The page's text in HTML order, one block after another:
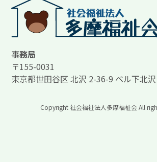
事務局
〒155-0031
東京都世田谷区 北沢 2-36-9 ベル下北
Copyright 社会福祉法人多摩福祉会All